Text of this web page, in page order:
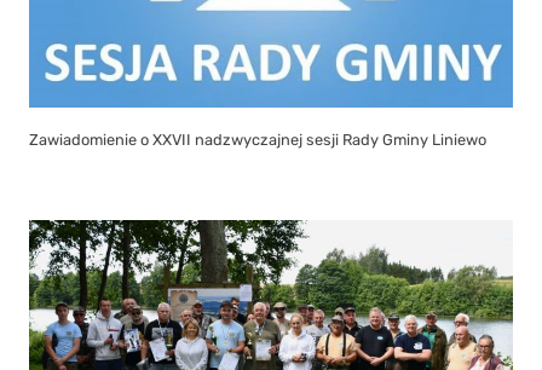
Zawiadomienie o XXVII nadzwyczajnej sesji Rady Gminy Liniewo